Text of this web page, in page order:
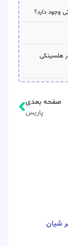
وجود دارد؟
هلسینکی
صفحه بعدی
پاریس
شیان